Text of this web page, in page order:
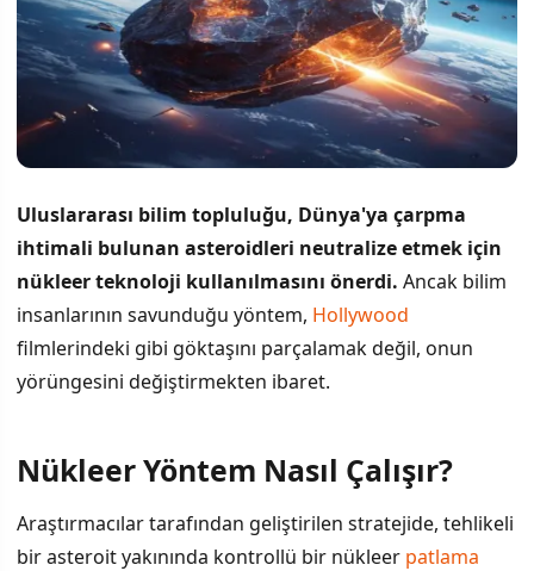
Uluslararası bilim topluluğu, Dünya'ya çarpma
ihtimali bulunan asteroidleri neutralize etmek için
nükleer teknoloji kullanılmasını önerdi. Ancak bilim
insanlarının savunduğu yöntem, Hollywood
filmlerindeki gibi göktaşını parçalamak değil, onun
yörüngesini değiştirmekten ibaret.
İÇINDEKILER
Nükleer Yöntem Nasıl Çalışır?
Nükleer Yöntem Nasıl Çalışır?
Araştırmacılar tarafından geliştirilen stratejide, tehlikeli
bir asteroit yakınında kontrollü bir nükleer patlama